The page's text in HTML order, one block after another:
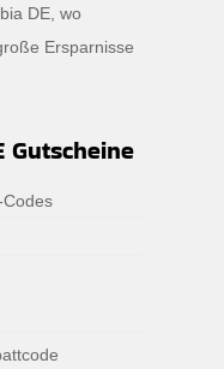
DE, wo
Ersparnisse
Gutscheine